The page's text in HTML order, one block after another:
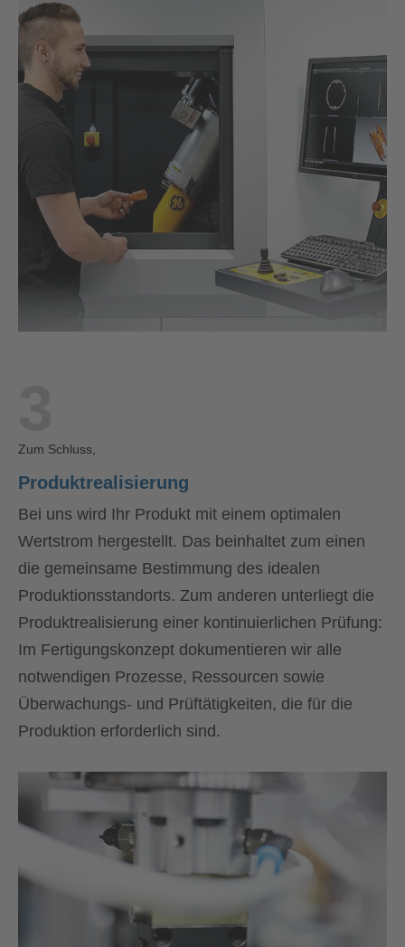
Zum Schluss,
Produktrealisierung
Bei uns wird Ihr Produkt mit einem optimalen
Wertstrom hergestellt. Das beinhaltet zum einen
die gemeinsame Bestimmung des idealen
Produktionsstandorts. Zum anderen unterliegt die
Produktrealisierung einer kontinuierlichen Prüfung:
Im Fertigungskonzept dokumentieren wir alle
notwendigen Prozesse, Ressourcen sowie
Überwachungs- und Prüftätigkeiten, die für die
Produktion erforderlich sind.